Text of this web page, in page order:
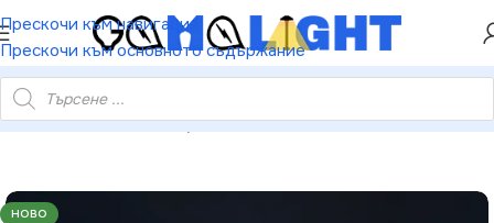
Прескочи към навигация
Прескочи към основното съдържание
НАМАЛЕНИЕ ОТ 5%
човек – 40 LED студено бяло IP44 31×22×45см 5м кабел
НОВО